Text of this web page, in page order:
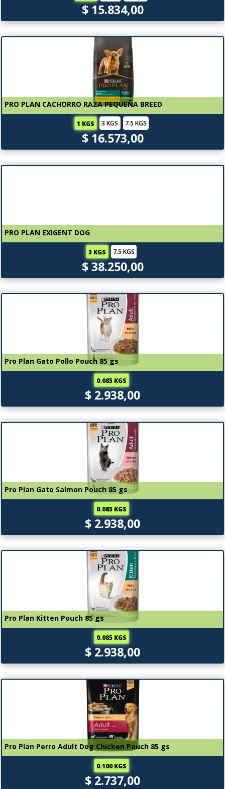
$ 15.834,00
PRO PLAN CACHORRO RAZA PEQUEÑA BREED
1 KGS 3 KGS 7.5 KGS
$ 16.573,00
PRO PLAN EXIGENT DOG
3 KGS 7.5 KGS
$ 38.250,00
Pro Plan Gato Pollo Pouch 85 gs
0.085 KGS
$ 2.938,00
Pro Plan Gato Salmon Pouch 85 gs
0.085 KGS
$ 2.938,00
Pro Plan Kitten Pouch 85 gs
0.085 KGS
$ 2.938,00
Pro Plan Perro Adult Dog Chicken Pouch 85 gs
0.100 KGS
$ 2.737,00